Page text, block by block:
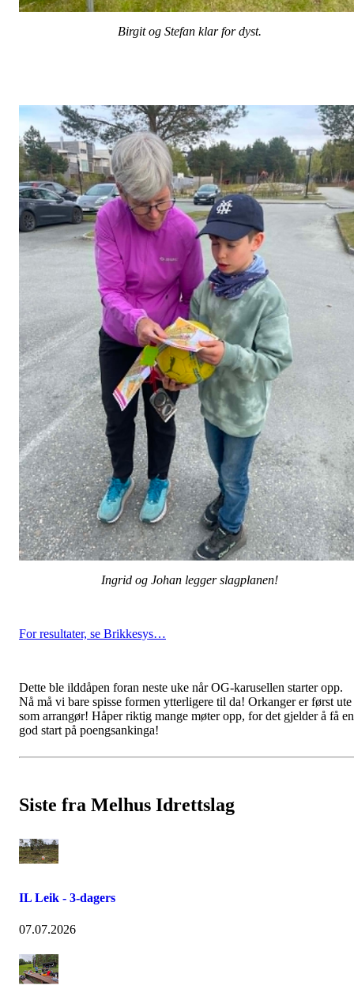
Birgit og Stefan klar for dyst.
Ingrid og Johan legger slagplanen!
For resultater, se Brikkesys…
Dette ble ilddåpen foran neste uke når OG-karusellen starter opp.
Nå må vi bare spisse formen ytterligere til da! Orkanger er først ute
som arrangør! Håper riktig mange møter opp, for det gjelder å få en
god start på poengsankinga!
Siste fra Melhus Idrettslag
IL Leik - 3-dagers
07.07.2026